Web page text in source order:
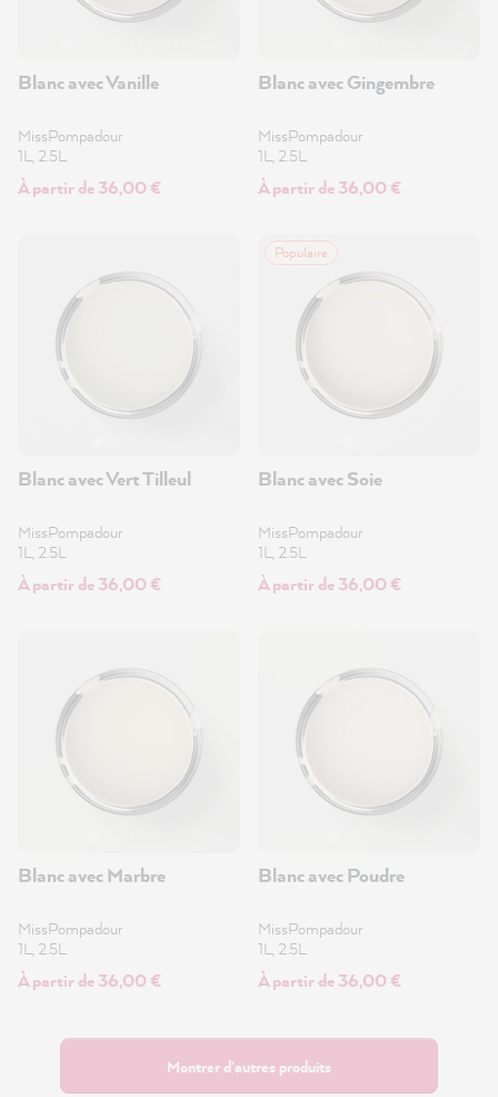
Blanc avec Vanille
MissPompadour
1L, 2.5L
À partir de 36,00 €
Blanc avec Gingembre
MissPompadour
1L, 2.5L
À partir de 36,00 €
Blanc avec Vert Tilleul
MissPompadour
1L, 2.5L
À partir de 36,00 €
Populaire
Blanc avec Soie
MissPompadour
1L, 2.5L
À partir de 36,00 €
Blanc avec Marbre
MissPompadour
1L, 2.5L
À partir de 36,00 €
Blanc avec Poudre
MissPompadour
1L, 2.5L
À partir de 36,00 €
Montrer d'autres produits